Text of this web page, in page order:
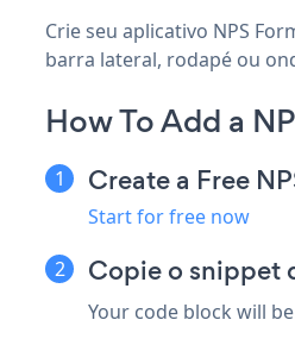
Crie seu aplicativo NPS
barra lateral, rodapé ou
How To Add a
Create a Free
Start for free now
Copie o snippet
Your code block will